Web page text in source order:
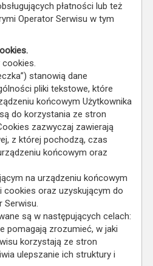
płatności lub też
Operator Serwisu w tym
stanowią dane
pliki tekstowe, które
końcowym Użytkownika
do korzystania ze stron
zazwyczaj zawierają
z której pochodzą, czas
końcowym oraz
na urządzeniu końcowym
cookies oraz uzyskującym do
Serwisu.
są w następujących celach:
pomagają zrozumieć, w jaki
korzystają ze stron
ulepszanie ich struktury i